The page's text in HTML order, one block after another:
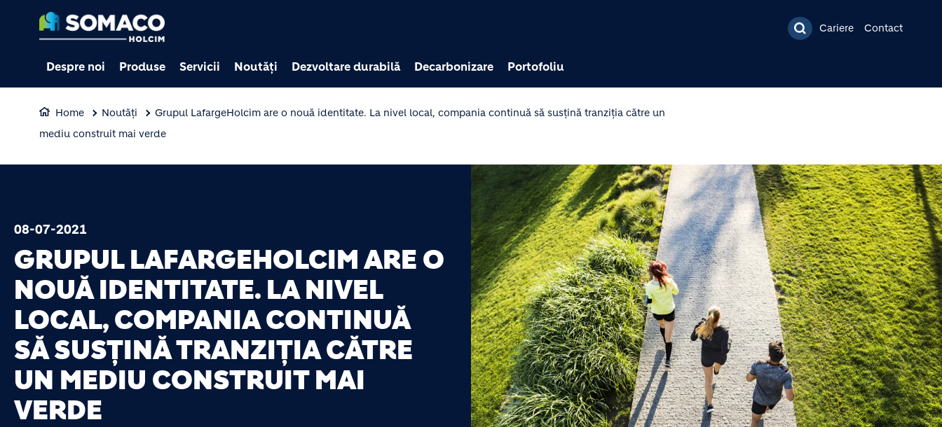
Cariere Contact
Despre noi Produse Servicii Noutăți Dezvoltare durabilă Decarbonizare Portofoliu
Home Noutăți
Grupul LafargeHolcim are o nouă identitate. La nivel local, compania continuă să susțină tranziția către un
mediu construit mai verde
08-07-2021
GRUPUL LAFARGEHOLCIM ARE O
NOUĂ IDENTITATE. LA NIVEL
LOCAL, COMPANIA CONTINUĂ
SĂ SUSȚINĂ TRANZIȚIA CĂTRE
UN MEDIU CONSTRUIT MAI
VERDE